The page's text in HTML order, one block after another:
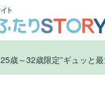
歳～32歳限定”ギュッと